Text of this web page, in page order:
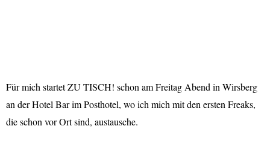
Für mich startet ZU TISCH! schon am Freitag Abend in Wirsberg
an der Hotel Bar im Posthotel, wo ich mich mit den ersten Freaks,
die schon vor Ort sind, austausche.